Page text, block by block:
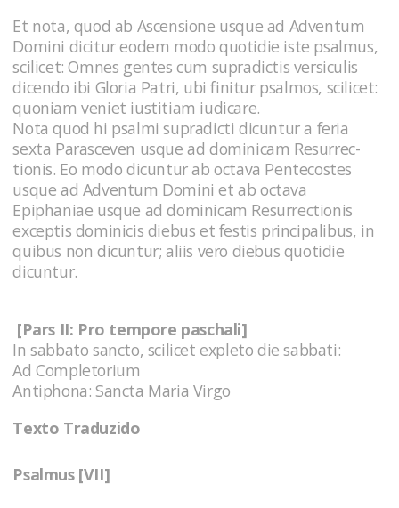
Et nota, quod ab Ascensione usque ad Adventum
Domini dicitur eodem modo quotidie iste psalmus,
scilicet: Omnes gentes cum supradictis versiculis
dicendo ibi Gloria Patri, ubi finitur psalmos, scilicet:
quoniam veniet iustitiam iudicare.
Nota quod hi psalmi supradicti dicuntur a feria
sexta Parasceven usque ad dominicam Resurrec-
tionis. Eo modo dicuntur ab octava Pentecostes
usque ad Adventum Domini et ab octava
Epiphaniae usque ad dominicam Resurrectionis
exceptis dominicis diebus et festis principalibus, in
quibus non dicuntur; aliis vero diebus quotidie
dicuntur.
[Pars II: Pro tempore paschali]
In sabbato sancto, scilicet expleto die sabbati:
Ad Completorium
Antiphona: Sancta Maria Virgo
Texto Traduzido
Psalmus [VII]